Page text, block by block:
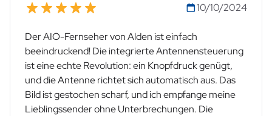
10/10/2024
Der AIO-Fernseher von Alden ist einfach
beeindruckend! Die integrierte Antennensteuerung
ist eine echte Revolution: ein Knopfdruck genügt,
und die Antenne richtet sich automatisch aus. Das
Bild ist gestochen scharf, und ich empfange meine
Lieblingssender ohne Unterbrechungen. Die